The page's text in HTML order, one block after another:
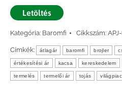
Letöltés
Kategória: Baromfi Cikkszám:
Címkék: átlagár baromfi brojler
értékesítési ár kacsa kereskedelem
termelés termelői ár tojás világpiac